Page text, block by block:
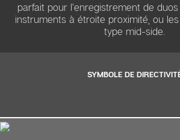
parfait pour l'enregistrement de
instruments à étroite proximité, ou
type mid-side.
SYMBOLE DE